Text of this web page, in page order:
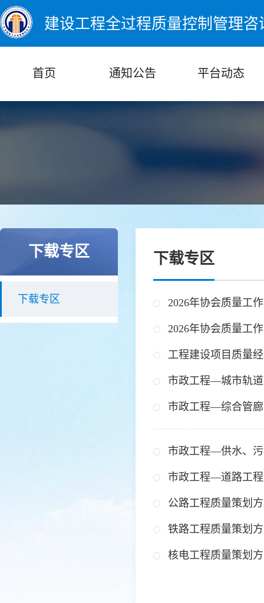
建设工程全过程质量控制管理咨
首页 通知公告 平台动态
下载专区
下载专区
下载专区
2026年协会质量工
2026年协会质量工
工程建设项目质量
市政工程—城市轨
市政工程—综合管
市政工程—供水、
市政工程—道路工
公路工程质量策划
铁路工程质量策划
核电工程质量策划